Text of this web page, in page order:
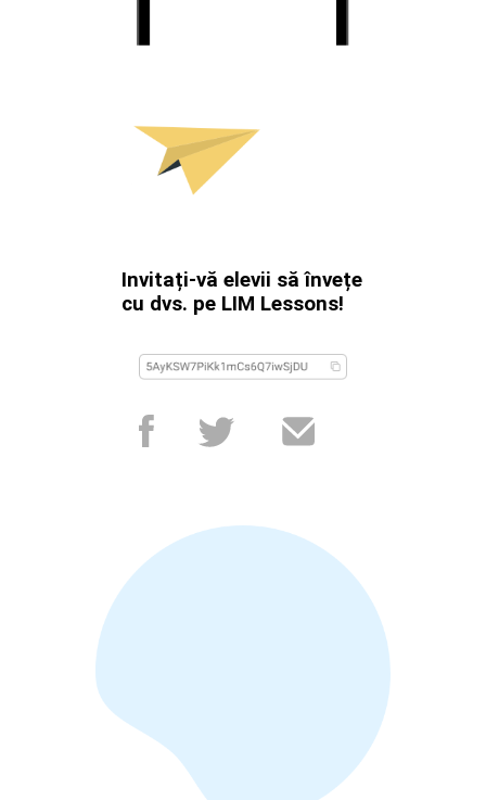
Invitați-vă elevii să învețe
cu dvs. pe LIM Lessons!